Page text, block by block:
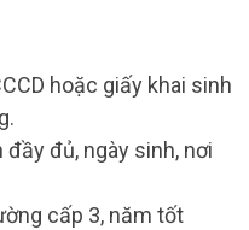
hoặc giấy khai sinh
đủ, ngày sinh, nơi
cấp 3, năm tốt